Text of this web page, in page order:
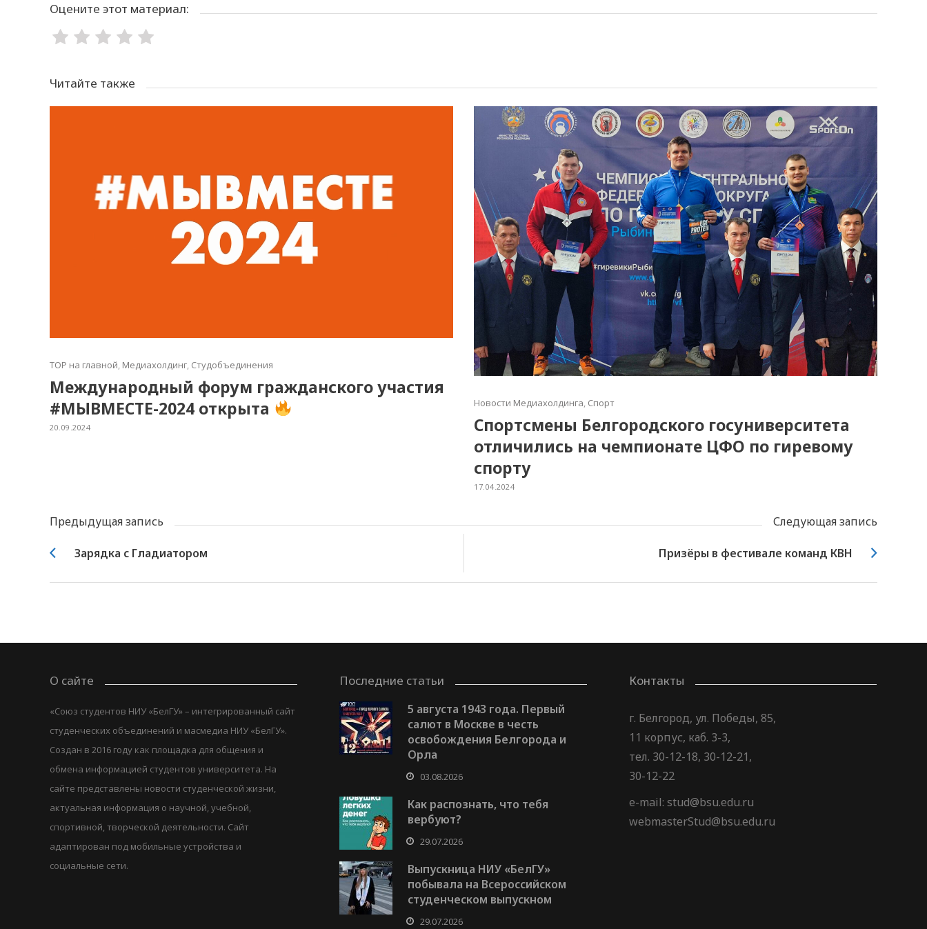
Оцените этот материал:
Читайте также
TOP на главной, Медиахолдинг, Студобъединения
Международный форум гражданского участия
#МЫВМЕСТЕ-2024 открыта
20.09.2024
Новости Медиахолдинга, Спорт
Спортсмены Белгородского госуниверситета
отличились на чемпионате ЦФО по гиревому
спорту
17.04.2024
Предыдущая запись Следующая запись
Зарядка с Гладиатором Призёры в фестивале команд КВН
О сайте
«Союз студентов НИУ «БелГУ» – интегрированный сайт
студенческих объединений и масмедиа НИУ «БелГУ».
Создан в 2016 году как площадка для общения и
обмена информацией студентов университета. На
сайте представлены новости студенческой жизни,
актуальная информация о научной, учебной,
спортивной, творческой деятельности. Сайт
адаптирован под мобильные устройства и
социальные сети.
Последние статьи
5 августа 1943 года. Первый
салют в Москве в честь
освобождения Белгорода и
Орла
03.08.2026
Как распознать, что тебя
вербуют?
29.07.2026
Выпускница НИУ «БелГУ»
побывала на Всероссийском
студенческом выпускном
29.07.2026
Контакты
г. Белгород, ул. Победы, 85,
11 корпус, каб. 3-3,
тел. 30-12-18, 30-12-21,
30-12-22
e-mail: stud@bsu.edu.ru
webmasterStud@bsu.edu.ru